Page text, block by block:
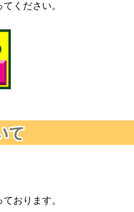
ください。
おります。